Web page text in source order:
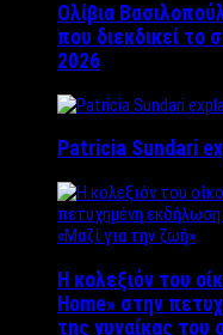
Ολίβια
που διεκδικεί το
2026
Patricia Sundari
Η κολεξιόν του
Home» στην
της γυναίκας του